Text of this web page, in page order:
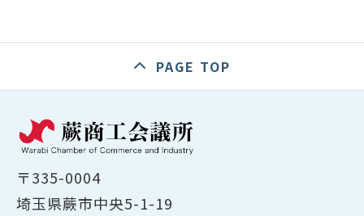
PAGE TOP
〒335-0004
埼玉県蕨市中央5-1-19